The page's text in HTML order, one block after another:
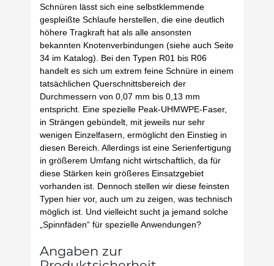
Schnüren lässt sich eine selbstklemmende
gespleißte Schlaufe herstellen, die eine deutlich
höhere Tragkraft hat als alle ansonsten
bekannten Knotenverbindungen (siehe auch Seite
34 im Katalog). Bei den Typen R01 bis R06
handelt es sich um extrem feine Schnüre in einem
tatsächlichen Querschnittsbereich der
Durchmessern von 0,07 mm bis 0,13 mm
entspricht. Eine spezielle Peak-UHMWPE-Faser,
in Strängen gebündelt, mit jeweils nur sehr
wenigen Einzelfasern, ermöglicht den Einstieg in
diesen Bereich. Allerdings ist eine Serienfertigung
in größerem Umfang nicht wirtschaftlich, da für
diese Stärken kein größeres Einsatzgebiet
vorhanden ist. Dennoch stellen wir diese feinsten
Typen hier vor, auch um zu zeigen, was technisch
möglich ist. Und vielleicht sucht ja jemand solche
„Spinnfäden“ für spezielle Anwendungen?
Angaben zur